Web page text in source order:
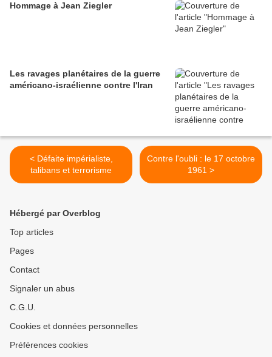
Hommage à Jean Ziegler
Les ravages planétaires de la guerre
américano-israélienne contre l'Iran
< Défaite impérialiste,
talibans et terrorisme
Contre l'oubli : le 17 octobre
1961 >
Hébergé par Overblog
Top articles
Pages
Contact
Signaler un abus
C.G.U.
Cookies et données personnelles
Préférences cookies